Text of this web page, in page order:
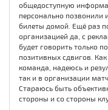
общедоступную
персонально позвонили
билеты домой. Ещё раз
организацией да, с
будет говорить только
позитивных сдвигов.
команда, надеюсь и
так и в организации
Стараюсь быть
стороны и со стороны